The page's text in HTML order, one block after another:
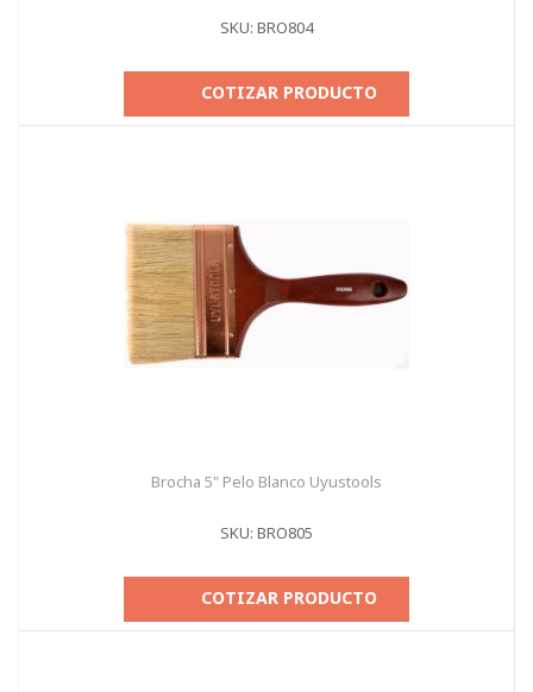
SKU: BRO804
COTIZAR PRODUCTO
Brocha 5" Pelo Blanco Uyustools
SKU: BRO805
COTIZAR PRODUCTO